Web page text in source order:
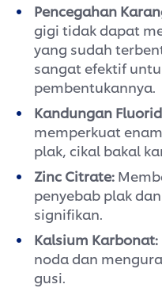
Pencegahan
gigi tidak dapat
yang sudah
sangat efektif
pembentukannya.
Kandungan
memperkuat
plak, cikal bakal
Zinc Citrate:
penyebab plak
signifikan.
Kalsium Karbonat:
noda dan
gusi.